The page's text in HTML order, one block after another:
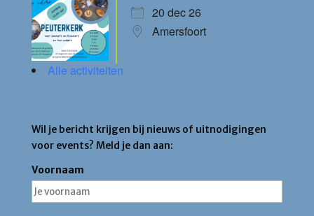
20 dec 26
Amersfoort
Alle activiteiten
Wil je bericht krijgen bij nieuws of uitnodigingen
voor events? Meld je dan aan:
Voornaam